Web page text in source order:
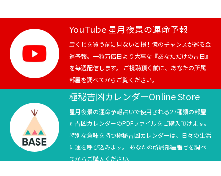
テニス
スポーツ
競馬
テニス四大大会・五輪
テニス四大大会・五輪
YouTube 星月夜景の運命予報
宝くじを買う前に見ないと損！億のチャンスが巡る金
運予報。一粒万倍日より大事な『あなただけの吉日』
を毎週配信します。 ご視聴頂く前に、あなたの所属
部屋を調べてからご覧ください。
極秘吉凶カレンダーOnline Store
星月夜景の運命予報占いで使用される27種類の部屋
別吉凶カレンダーのPDFファイルをご購入頂けます。
特別な意味を持つ極秘吉凶カレンダーは、日々の生活
に運を呼び込みます。 あなたの所属部屋番号を調べ
てからご購入ください。